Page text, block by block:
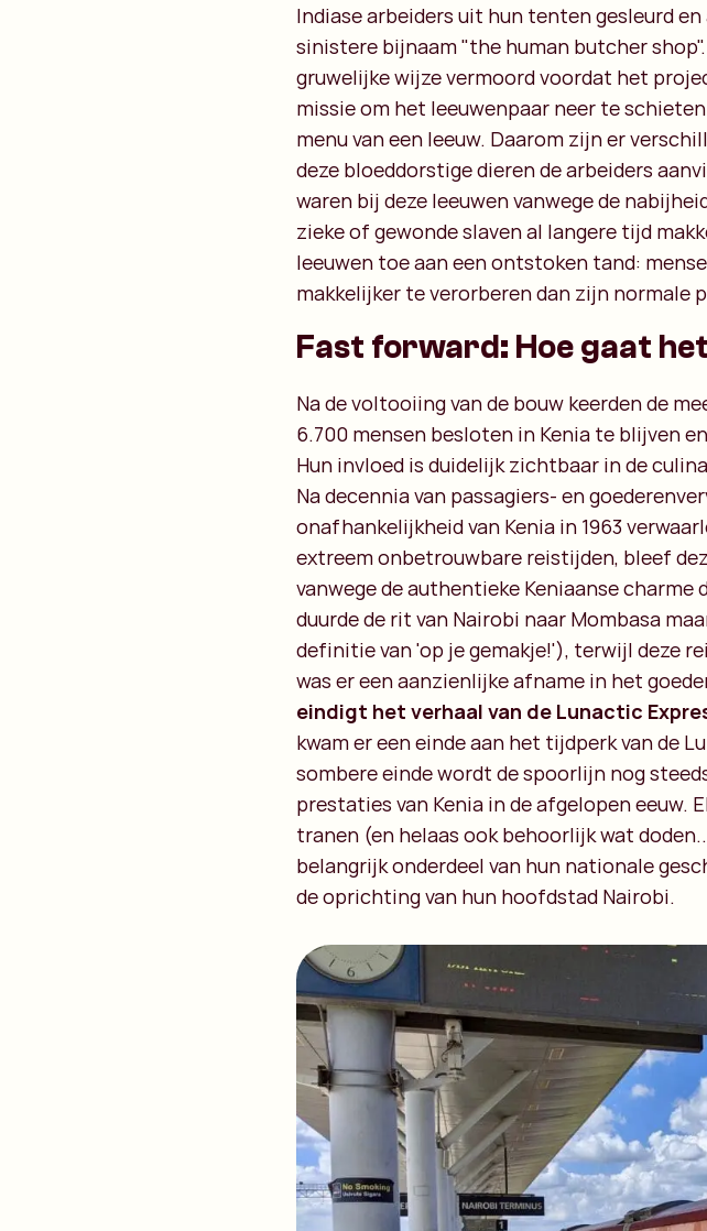
Indiase arbeiders uit hun tenten gesleurd
sinistere bijnaam "the human butcher
gruwelijke wijze vermoord voordat het
missie om het leeuwenpaar neer te
menu van een leeuw. Daarom zijn er
deze bloeddorstige dieren de arbeiders
waren bij deze leeuwen vanwege de
zieke of gewonde slaven al langere tijd
leeuwen toe aan een ontstoken tand:
makkelijker te verorberen dan zijn normale
Fast forward: Hoe gaat
Na de voltooiing van de bouw keerden de
6.700 mensen besloten in Kenia te blijven
Hun invloed is duidelijk zichtbaar in de
Na decennia van passagiers- en
onafhankelijkheid van Kenia in 1963
extreem onbetrouwbare reistijden, bleef
vanwege de authentieke Keniaanse charme
duurde de rit van Nairobi naar Mombasa
definitie van 'op je gemakje!'), terwijl deze
was er een aanzienlijke afname in het
eindigt het verhaal van de Lunactic
kwam er een einde aan het tijdperk van de
sombere einde wordt de spoorlijn nog
prestaties van Kenia in de afgelopen eeuw.
tranen (en helaas ook behoorlijk wat
belangrijk onderdeel van hun nationale
de oprichting van hun hoofdstad Nairobi.